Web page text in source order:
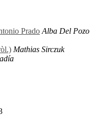
Prado Alba Del Pozo
Mathias Sirczuk